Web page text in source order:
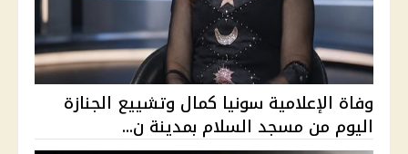
وفاة الإعلامية سونيا كمال وتشييع الجنازة
اليوم من مسجد السلام بمدينة ن...